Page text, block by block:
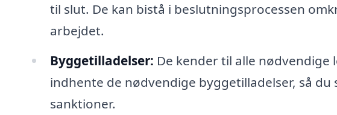
til slut. De kan bistå i beslutningsprocessen
arbejdet.
Byggetilladelser: De kender til alle
indhente de nødvendige byggetilladelser, så
sanktioner.